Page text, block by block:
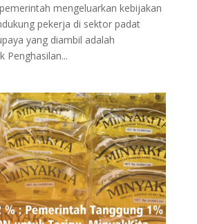
mengeluarkan kebijakan
pekerja di sektor padat
yang diambil adalah
Penghasilan...